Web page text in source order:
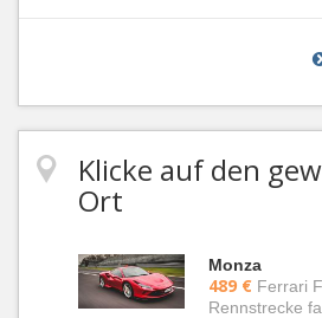
Klicke auf den
Ort
Monza
489 € Ferrari
Rennstrecke